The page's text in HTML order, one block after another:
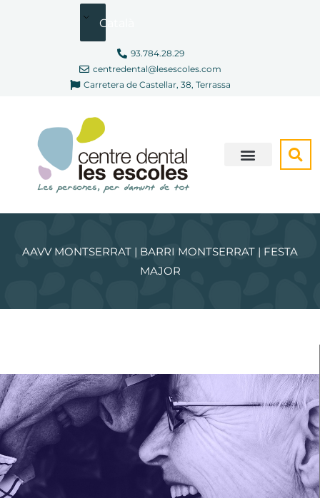
Català
93.784.28.29
centredental@lesescoles.com
Carretera de Castellar, 38, Terrassa
AAVV MONTSERRAT | BARRI MONTSERRAT | FESTA
MAJOR